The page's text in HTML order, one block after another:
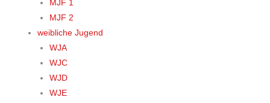
MJF 1
MJF 2
weibliche Jugend
WJA
WJC
WJD
WJE